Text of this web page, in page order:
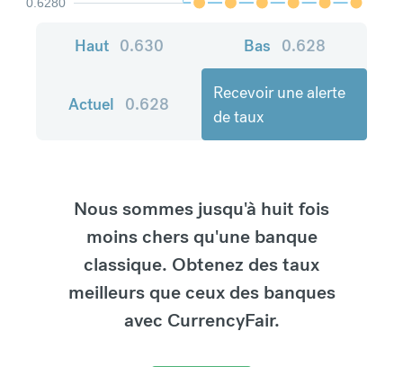
Haut 0.630 Bas 0.628
Actuel 0.628
Recevoir une alerte
de taux
Nous sommes jusqu'à huit fois
moins chers qu'une banque
classique. Obtenez des taux
meilleurs que ceux des banques
avec CurrencyFair.